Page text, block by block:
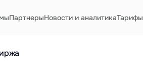
ПартнерыНовости и аналитикаТарифы